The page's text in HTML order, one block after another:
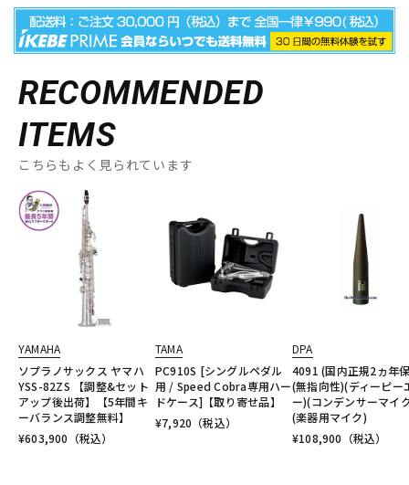
RECOMMENDED
ITEMS
こちらもよく見られています
YAMAHA
ソプラノサックス ヤマハ
YSS-82ZS 【調整&セット
アップ後出荷】【5年間キ
ーバランス調整無料】
¥603,900 （税込）
TAMA
PC910S [シングルペダル
用 / Speed Cobra専用ハー
ドケース]【取り寄せ品】
¥7,920 （税込）
DPA
4091 (国内正規2ヵ年
(無指向性)(ディーピー
ー)(コンデンサーマイ
(楽器用マイク)
¥108,900 （税込）